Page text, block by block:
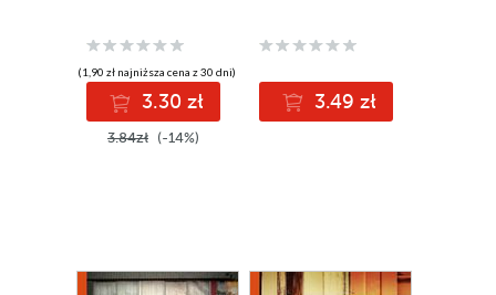
(1,90 zł najniższa cena z 30 dni)
3.30 zł
3.84zł (-14%)
3.49 zł